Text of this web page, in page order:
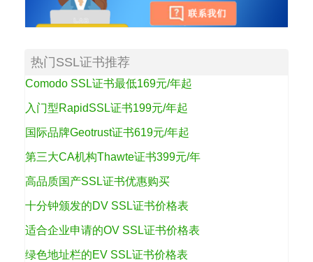
热门SSL证书推荐
Comodo SSL证书最低169元/年起
入门型RapidSSL证书199元/年起
国际品牌Geotrust证书619元/年起
第三大CA机构Thawte证书399元/年
高品质国产SSL证书优惠购买
十分钟颁发的DV SSL证书价格表
适合企业申请的OV SSL证书价格表
绿色地址栏的EV SSL证书价格表